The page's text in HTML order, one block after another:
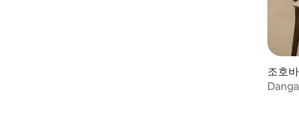
조호
Danga